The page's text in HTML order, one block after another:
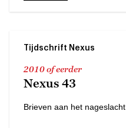
Tijdschrift Nexus
2010 of eerder
Nexus 43
Brieven aan het nageslacht